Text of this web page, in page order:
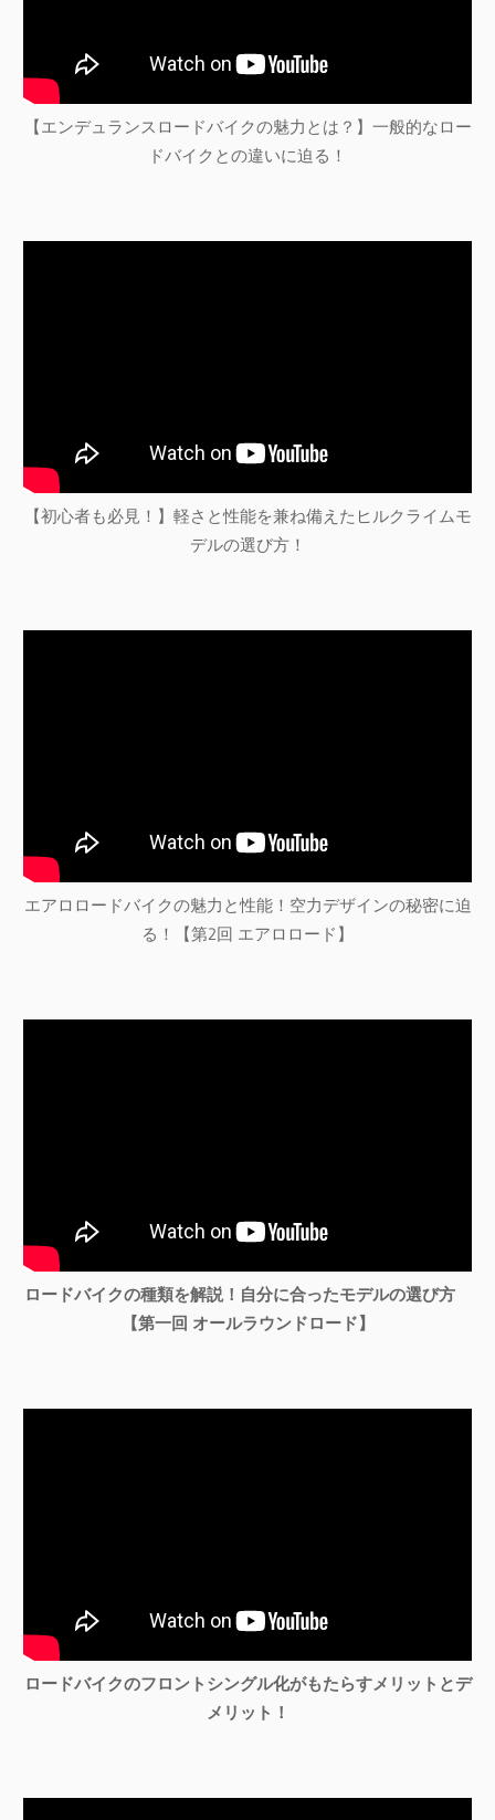
【エンデュランスロードバイクの魅力とは？】一般的なロー
ドバイクとの違いに迫る！
【初心者も必見！】軽さと性能を兼ね備えたヒルクライムモ
デルの選び方！
エアロロードバイクの魅力と性能！空力デザインの秘密に迫
る！【第2回 エアロロード】
ロードバイクの種類を解説！自分に合ったモデルの選び方
【第一回 オールラウンドロード】
ロードバイクのフロントシングル化がもたらすメリットとデ
メリット！